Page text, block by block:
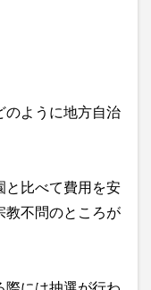
のように地方自治
と比べて費用を安
教不問のところが